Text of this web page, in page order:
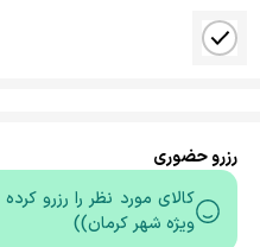
رزرو حضوری
کالای مورد نظر را رزرو
ویژه شهر کرمان))